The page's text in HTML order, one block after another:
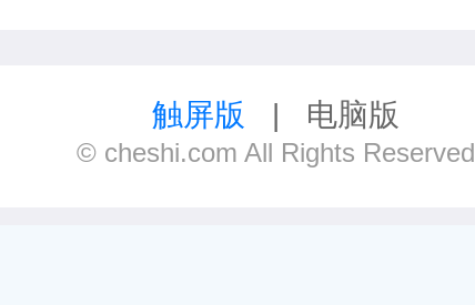
触屏版 | 电脑版
© cheshi.com All Rights Reserved